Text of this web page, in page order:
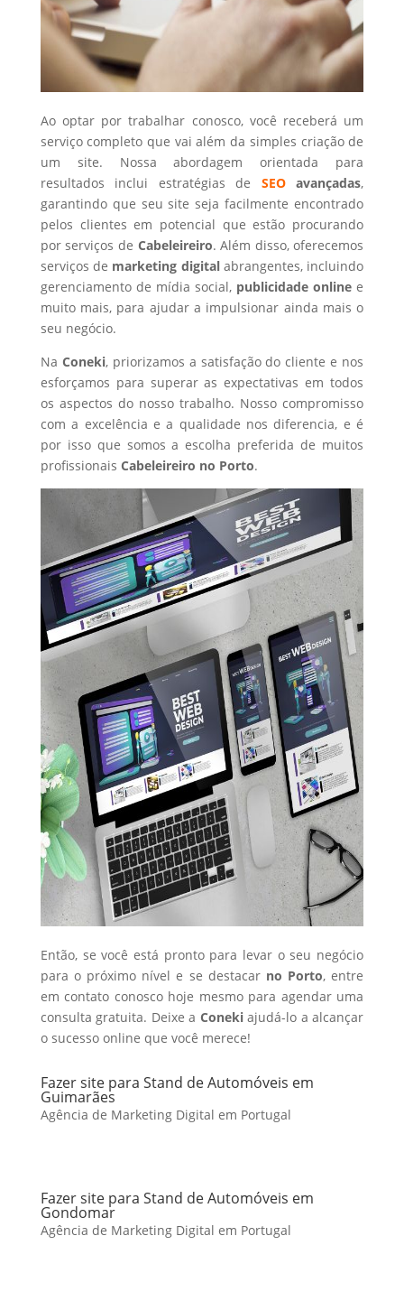
Ao optar por trabalhar conosco, você receberá um
serviço completo que vai além da simples criação de
um site. Nossa abordagem orientada para
resultados inclui estratégias de SEOavançadas,
garantindo que seu site seja facilmente encontrado
pelos clientes em potencial que estão procurando
por serviços de Cabeleireiro. Além disso, oferecemos
serviços de marketing digital abrangentes, incluindo
gerenciamento de mídia social, publicidade online e
muito mais, para ajudar a impulsionar ainda mais o
seu negócio.
Na Coneki, priorizamos a satisfação do cliente e nos
esforçamos para superar as expectativas em todos
os aspectos do nosso trabalho. Nosso compromisso
com a excelência e a qualidade nos diferencia, e é
por isso que somos a escolha preferida de muitos
profissionais Cabeleireiro no Porto.
Então, se você está pronto para levar o seu negócio
para o próximo nível e se destacar no Porto, entre
em contato conosco hoje mesmo para agendar uma
consulta gratuita. Deixe a Conekiajudá-lo a alcançar
o sucesso online que você merece!
Fazer site para Stand de Automóveis em
Guimarães
Agência de Marketing Digital em Portugal
Fazer site para Stand de Automóveis em
Gondomar
Agência de Marketing Digital em Portugal